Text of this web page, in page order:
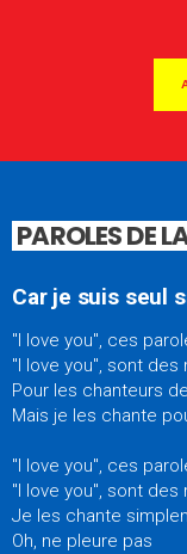
PAROLES DE
Car je suis seul
"I love you", ces
"I love you", sont
Pour les chanteurs de
Mais je les chante
"I love you", ces
"I love you", sont
Je les chante
Oh, ne pleure pas